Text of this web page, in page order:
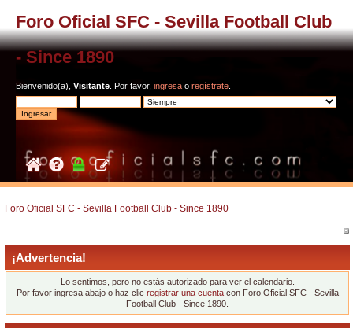
Foro Oficial SFC - Sevilla Football Club
- Since 1890
Bienvenido(a), Visitante . Por favor, ingresa o regístrate
Foro Oficial SFC - Sevilla Football Club - Since 1890
¡Advertencia!
Lo sentimos, pero no estás autorizado para ver el calendario.
Por favor ingresa abajo o haz clic registrar una cuentacon Foro Oficial SFC - Sevilla
Football Club - Since 1890.